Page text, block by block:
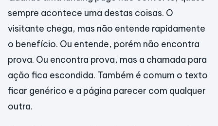
sempre acontece uma destas coisas. O
visitante chega, mas não entende rapidamente
o benefício. Ou entende, porém não encontra
prova. Ou encontra prova, mas a chamada para
ação fica escondida. Também é comum o texto
ficar genérico e a página parecer com qualquer
outra.